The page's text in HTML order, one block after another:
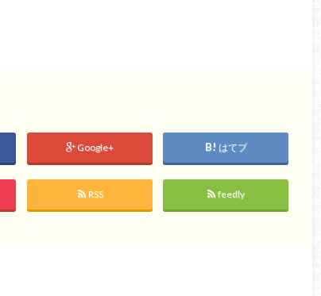
Google+ はてブ
RSS feedly